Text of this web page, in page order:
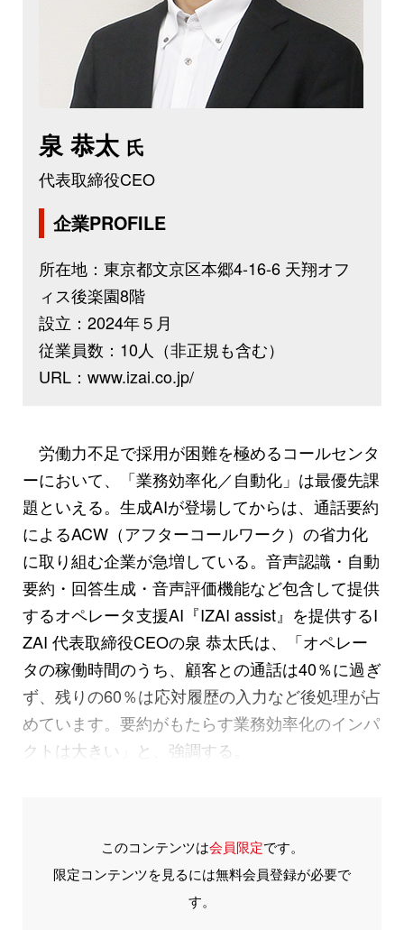
泉 恭太 氏
代表取締役CEO
企業PROFILE
所在地：東京都文京区本郷4-16-6 天翔オフ
ィス後楽園8階
設立：2024年５月
従業員数：10人（非正規も含む）
URL：www.izai.co.jp/
労働力不足で採用が困難を極めるコールセンタ
ーにおいて、「業務効率化／自動化」は最優先課
題といえる。生成AIが登場してからは、通話要約
によるACW（アフターコールワーク）の省力化
に取り組む企業が急増している。音声認識・自動
要約・回答生成・音声評価機能など包含して提供
するオペレータ支援AI『IZAI assist』を提供するI
ZAI 代表取締役CEOの泉 恭太氏は、「オペレー
タの稼働時間のうち、顧客との通話は40％に過ぎ
ず、残りの60％は応対履歴の入力など後処理が占
めています。要約がもたらす業務効率化のインパ
クトは大きい」と、強調する。
このコンテンツは会員限定です。
限定コンテンツを見るには無料会員登録が必要で
す。